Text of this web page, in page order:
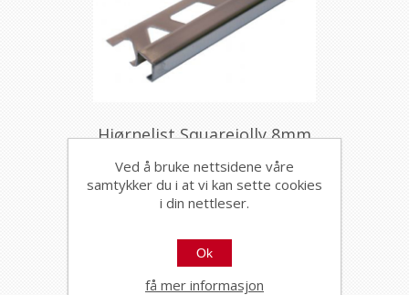
Hjørnelist Squarejolly 8mm
børstet rustfritt stål 2,7m
3091
SJ80IS
Ved å bruke nettsidene våre
samtykker du i at vi kan sette cookies
i din nettleser.
Ok
få mer informasjon